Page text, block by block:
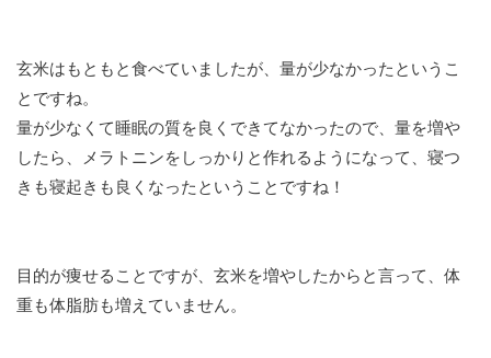
玄米はもともと食べていましたが、量が少なかったというこ
とですね。
量が少なくて睡眠の質を良くできてなかったので、量を増や
したら、メラトニンをしっかりと作れるようになって、寝つ
きも寝起きも良くなったということですね！
目的が痩せることですが、玄米を増やしたからと言って、体
重も体脂肪も増えていません。